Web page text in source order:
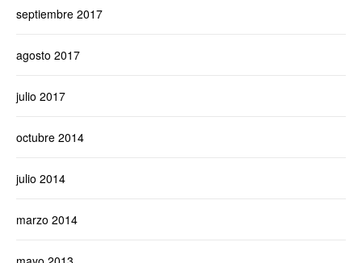
septiembre 2017
agosto 2017
julio 2017
octubre 2014
julio 2014
marzo 2014